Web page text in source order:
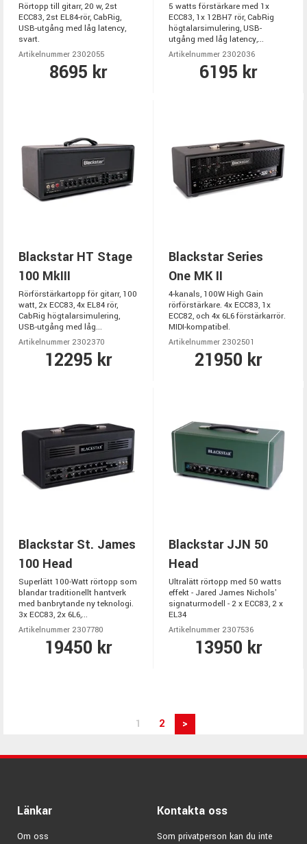
Rörtopp till gitarr, 20 w, 2st
ECC83, 2st EL84-rör, CabRig,
USB-utgång med låg latency,
svart.
Artikelnummer 2302055
8695 kr
5 watts förstärkare med 1x
ECC83, 1x 12BH7 rör, CabRig
högtalarsimulering, USB-
utgång med låg latency,...
Artikelnummer 2302036
6195 kr
Blackstar HT Stage
100 MkIII
Rörförstärkartopp för gitarr, 100
watt, 2x ECC83, 4x EL84 rör,
CabRig högtalarsimulering,
USB-utgång med låg...
Artikelnummer 2302370
12295 kr
Blackstar Series
One MK II
4-kanals, 100W High Gain
rörförstärkare. 4x ECC83, 1x
ECC82, och 4x 6L6 förstärkarrör.
MIDI-kompatibel.
Artikelnummer 2302501
21950 kr
Blackstar St. James
100 Head
Superlätt 100-Watt rörtopp som
blandar traditionellt hantverk
med banbrytande ny teknologi.
3x ECC83, 2x 6L6,...
Artikelnummer 2307780
19450 kr
Blackstar JJN 50
Head
Ultralätt rörtopp med 50 watts
effekt - Jared James Nichols'
signaturmodell - 2 x ECC83, 2 x
EL34
Artikelnummer 2307536
13950 kr
1 2 >
Länkar
Om oss
Kontakta oss
Som privatperson kan du inte